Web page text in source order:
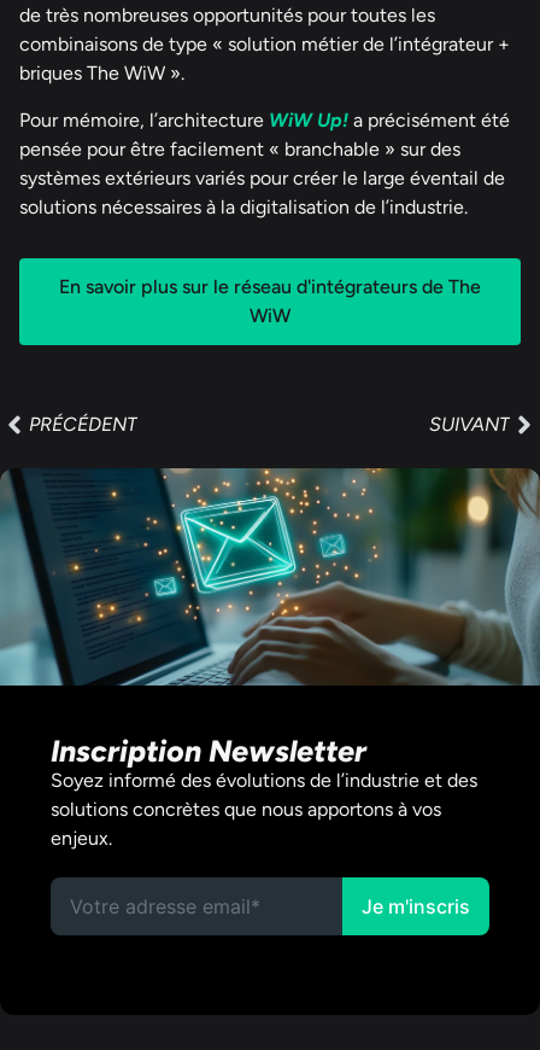
de très nombreuses opportunités pour toutes les
combinaisons de type « solution métier de l’intégrateur +
briques The WiW ».
Pour mémoire, l’architecture WiW Up! a précisément été
pensée pour être facilement « branchable » sur des
systèmes extérieurs variés pour créer le large éventail de
solutions nécessaires à la digitalisation de l’industrie.
En savoir plus sur le réseau d'intégrateurs de The
WiW
PRÉCÉDENT SUIVANT
Inscription Newsletter
Soyez informé des évolutions de l’industrie et des
solutions concrètes que nous apportons à vos
enjeux.